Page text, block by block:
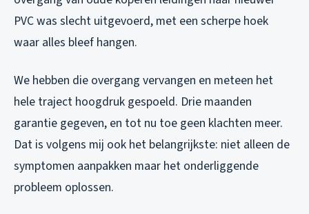
PVC was slecht uitgevoerd, met een scherpe hoek
waar alles bleef hangen.
We hebben die overgang vervangen en meteen het
hele traject hoogdruk gespoeld. Drie maanden
garantie gegeven, en tot nu toe geen klachten meer.
Dat is volgens mij ook het belangrijkste: niet alleen de
symptomen aanpakken maar het onderliggende
probleem oplossen.